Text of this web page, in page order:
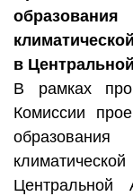
в
В рамках
Комиссии
Центральной